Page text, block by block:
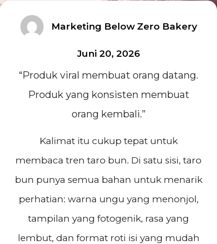
Marketing Below Zero Bakery
Juni 20, 2026
“Produk viral membuat orang datang.
Produk yang konsisten membuat
orang kembali.”
Kalimat itu cukup tepat untuk
membaca tren taro bun. Di satu sisi, taro
bun punya semua bahan untuk menarik
perhatian: warna ungu yang menonjol,
tampilan yang fotogenik, rasa yang
lembut, dan format roti isi yang mudah